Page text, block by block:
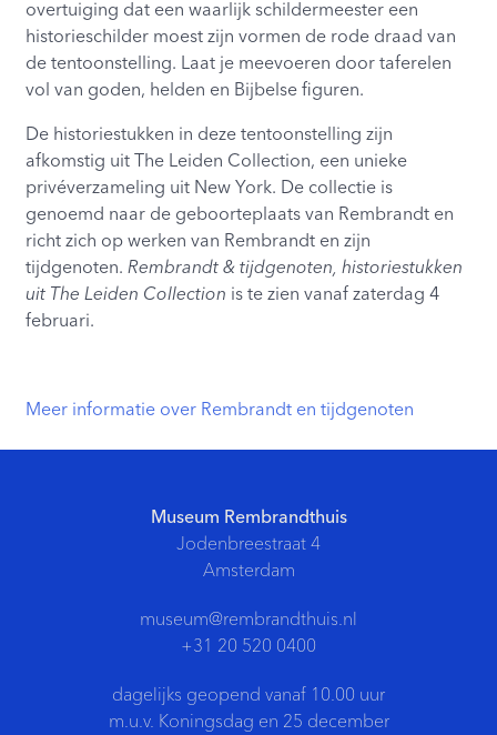
overtuiging dat een waarlijk schildermeester een
historieschilder moest zijn vormen de rode draad van
de tentoonstelling. Laat je meevoeren door taferelen
vol van goden, helden en Bijbelse figuren.
De historiestukken in deze tentoonstelling zijn
afkomstig uit The Leiden Collection, een unieke
privéverzameling uit New York. De collectie is
genoemd naar de geboorteplaats van Rembrandt en
richt zich op werken van Rembrandt en zijn
tijdgenoten. Rembrandt & tijdgenoten, historiestukken
uit The Leiden Collection is te zien vanaf zaterdag 4
februari.
Meer informatie over Rembrandt en tijdgenoten
Museum Rembrandthuis
Jodenbreestraat 4
Amsterdam
museum@rembrandthuis.nl
+31 20 520 0400
dagelijks geopend vanaf 10.00 uur
m.u.v. Koningsdag en 25 december